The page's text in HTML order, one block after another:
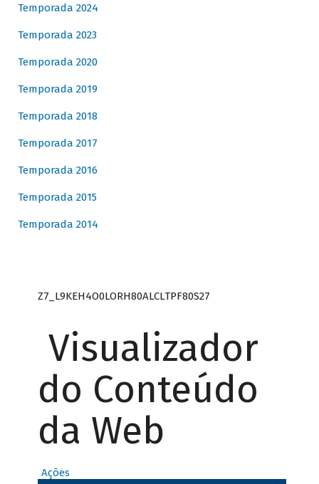
Temporada 2024
Temporada 2023
Temporada 2020
Temporada 2019
Temporada 2018
Temporada 2017
Temporada 2016
Temporada 2015
Temporada 2014
Z7_L9KEH4O0LORH80ALCLTPF80S27
Visualizador
do Conteúdo
da Web
Ações